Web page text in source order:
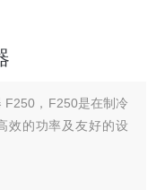
F250，F250是在制冷
效的功率及友好的设